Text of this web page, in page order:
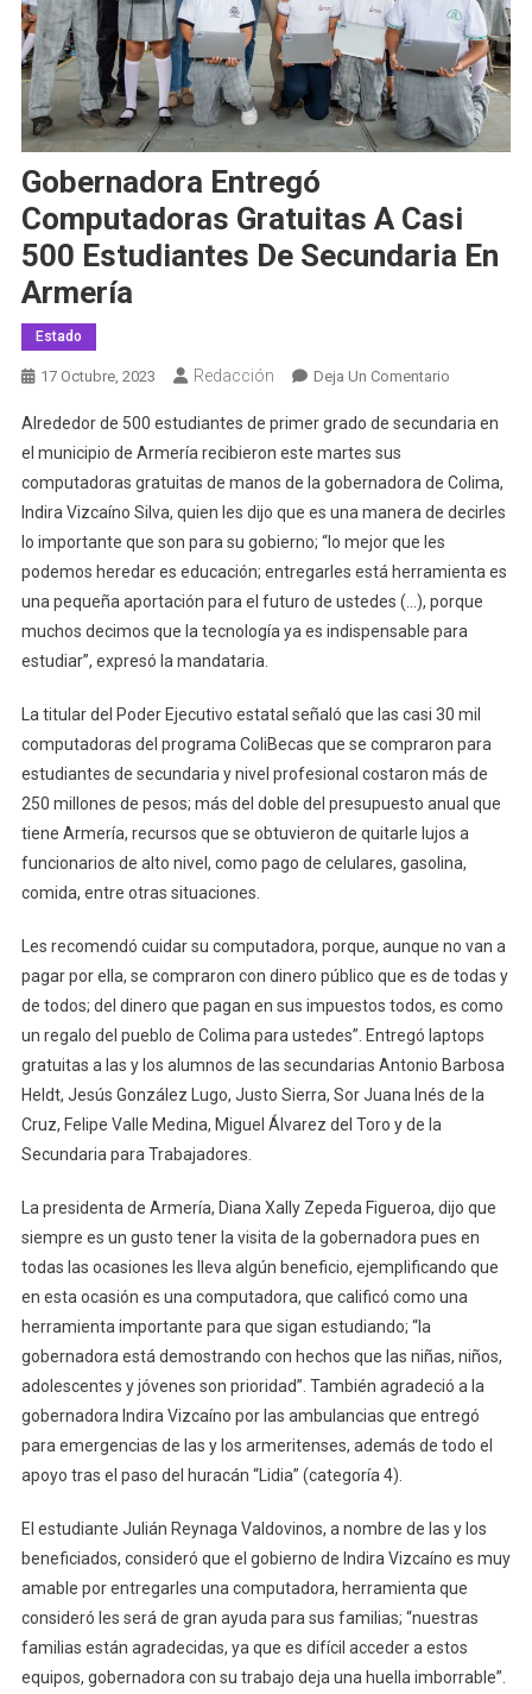
Gobernadora Entregó
Computadoras Gratuitas A Casi
500 Estudiantes De Secundaria En
Armería
Estado
17 Octubre, 2023 Redacción Deja Un ComentarioEn
Entregó
Gratuitas
A
500
Estudiantes
Armería
Alrededor de 500 estudiantes de primer grado de secundaria en
el municipio de Armería recibieron este martes sus
computadoras gratuitas de manos de la gobernadora de Colima,
Indira Vizcaíno Silva, quien les dijo que es una manera de decirles
lo importante que son para su gobierno; “lo mejor que les
podemos heredar es educación; entregarles está herramienta es
una pequeña aportación para el futuro de ustedes (…), porque
muchos decimos que la tecnología ya es indispensable para
estudiar”, expresó la mandataria.
La titular del Poder Ejecutivo estatal señaló que las casi 30 mil
computadoras del programa ColiBecas que se compraron para
estudiantes de secundaria y nivel profesional costaron más de
250 millones de pesos; más del doble del presupuesto anual que
tiene Armería, recursos que se obtuvieron de quitarle lujos a
funcionarios de alto nivel, como pago de celulares, gasolina,
comida, entre otras situaciones.
Les recomendó cuidar su computadora, porque, aunque no van a
pagar por ella, se compraron con dinero público que es de todas y
de todos; del dinero que pagan en sus impuestos todos, es como
un regalo del pueblo de Colima para ustedes”. Entregó laptops
gratuitas a las y los alumnos de las secundarias Antonio Barbosa
Heldt, Jesús González Lugo, Justo Sierra, Sor Juana Inés de la
Cruz, Felipe Valle Medina, Miguel Álvarez del Toro y de la
Secundaria para Trabajadores.
La presidenta de Armería, Diana Xally Zepeda Figueroa, dijo que
siempre es un gusto tener la visita de la gobernadora pues en
todas las ocasiones les lleva algún beneficio, ejemplificando que
en esta ocasión es una computadora, que calificó como una
herramienta importante para que sigan estudiando; “la
gobernadora está demostrando con hechos que las niñas, niños,
adolescentes y jóvenes son prioridad”. También agradeció a la
gobernadora Indira Vizcaíno por las ambulancias que entregó
para emergencias de las y los armeritenses, además de todo el
apoyo tras el paso del huracán “Lidia” (categoría 4).
El estudiante Julián Reynaga Valdovinos, a nombre de las y los
beneficiados, consideró que el gobierno de Indira Vizcaíno es muy
amable por entregarles una computadora, herramienta que
consideró les será de gran ayuda para sus familias; “nuestras
familias están agradecidas, ya que es difícil acceder a estos
equipos, gobernadora con su trabajo deja una huella imborrable”.